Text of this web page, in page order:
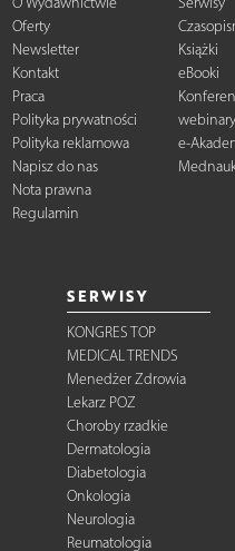
Oferty
Newsletter
Kontakt
Praca
Polityka prywatności
Polityka reklamowa
Napisz do nas
Nota prawna
Regulamin
Książki
eBooki
webinary
e-
SERWISY
KONGRES TOP
MEDICAL TRENDS
Menedżer Zdrowia
Lekarz POZ
Choroby rzadkie
Dermatologia
Diabetologia
Onkologia
Neurologia
Reumatologia